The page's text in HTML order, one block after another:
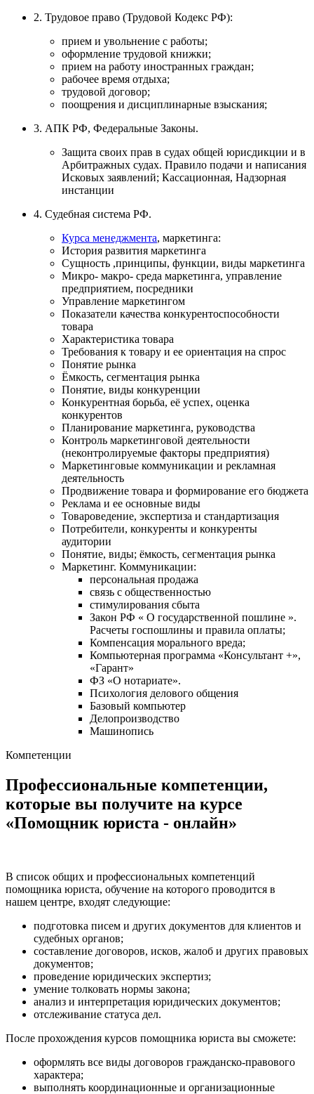
2. Трудовое право (Трудовой Кодекс РФ):
прием и увольнение с работы;
оформление трудовой книжки;
прием на работу иностранных граждан;
рабочее время отдыха;
трудовой договор;
поощрения и дисциплинарные взыскания;
3. АПК РФ, Федеральные Законы.
Защита своих прав в судах общей юрисдикции и в
Арбитражных судах. Правило подачи и написания
Исковых заявлений; Кассационная, Надзорная
инстанции
4. Судебная система РФ.
Курса менеджмента, маркетинга:
История развития маркетинга
Сущность ,принципы, функции, виды маркетинга
Микро- макро- среда маркетинга, управление
предприятием, посредники
Управление маркетингом
Показатели качества конкурентоспособности
товара
Характеристика товара
Требования к товару и ее ориентация на спрос
Понятие рынка
Ёмкость, сегментация рынка
Понятие, виды конкуренции
Конкурентная борьба, её успех, оценка
конкурентов
Планирование маркетинга, руководства
Контроль маркетинговой деятельности
(неконтролируемые факторы предприятия)
Маркетинговые коммуникации и рекламная
деятельность
Продвижение товара и формирование его бюджета
Реклама и ее основные виды
Товароведение, экспертиза и стандартизация
Потребители, конкуренты и конкуренты
аудитории
Понятие, виды; ёмкость, сегментация рынка
Маркетинг. Коммуникации:
персональная продажа
связь с общественностью
стимулирования сбыта
Закон РФ « О государственной пошлине ».
Расчеты госпошлины и правила оплаты;
Компенсация морального вреда;
Компьютерная программа «Консультант +»,
«Гарант»
ФЗ «О нотариате».
Психология делового общения
Базовый компьютер
Делопроизводство
Машинопись
Компетенции
Профессиональные компетенции,
которые вы получите на курсе
«Помощник юриста - онлайн»
В список общих и профессиональных компетенций
помощника юриста, обучение на которого проводится в
нашем центре, входят следующие:
подготовка писем и других документов для клиентов и
судебных органов;
составление договоров, исков, жалоб и других правовых
документов;
проведение юридических экспертиз;
умение толковать нормы закона;
анализ и интерпретация юридических документов;
отслеживание статуса дел.
После прохождения курсов помощника юриста вы сможете:
оформлять все виды договоров гражданско-правового
характера;
выполнять координационные и организационные